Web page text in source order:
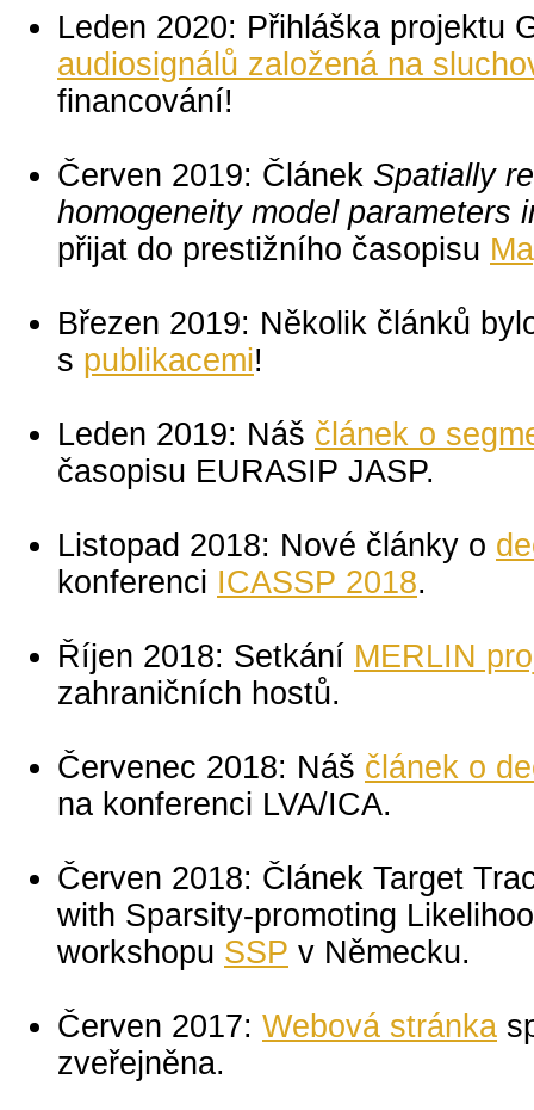
Leden 2020: Přihláška projektu
audiosignálů založená na
financování!
Červen 2019: Článek Spatially
homogeneity model parameters
přijat do prestižního časopisu
Březen 2019: Několik článků
s publikacemi!
Leden 2019: Náš článek o
časopisu EURASIP JASP.
Listopad 2018: Nové články o
konferenci ICASSP 2018.
Říjen 2018: Setkání MERLIN
zahraničních hostů.
Červenec 2018: Náš článek o
na konferenci LVA/ICA.
Červen 2018: Článek Target
with Sparsity-promoting
workshopu SSP v Německu.
Červen 2017: Webová stránka
zveřejněna.